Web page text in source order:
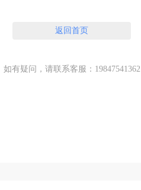
返回首页
如有疑问，请联系客服：19847541362